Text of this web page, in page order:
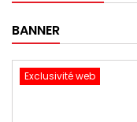
BANNER
Exclusivité web